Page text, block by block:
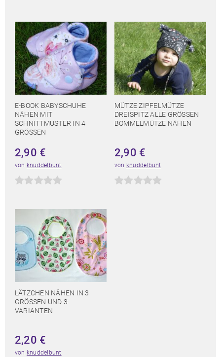
E-BOOK BABYSCHUHE
NÄHEN MIT
SCHNITTMUSTER IN 4
GRÖSSEN
2,90 €
von knuddelbunt
MÜTZE ZIPFELMÜTZE
DREISPITZ ALLE GRÖSSEN B
OMMELMÜTZE NÄHEN
2,90 €
von knuddelbunt
LÄTZCHEN NÄHEN IN 3
GRÖSSEN UND 3 V
ARIANTEN
2,20 €
von knuddelbunt